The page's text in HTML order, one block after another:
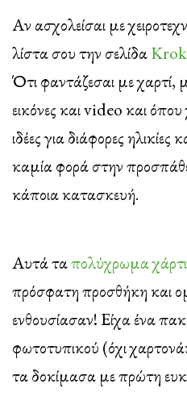
χαρτί
Αν ασχολείσαι με
λίστα σου την σελίδα
Ότι φαντάζεσαι με χαρτί,
εικόνες και video και όπου
ιδέες για διάφορες ηλικίες
καμία φορά στην
κάποια κατασκευή.
Αυτά ταπολύχρωμα
πρόσφατη προσθήκη και
ενθουσίασαν! Είχα ένα
φωτοτυπικού (όχι
τα δοκίμασα με πρώτη